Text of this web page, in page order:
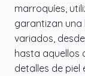
marroquíes,
garantizan una
variados,
hasta aquellos
detalles de piel